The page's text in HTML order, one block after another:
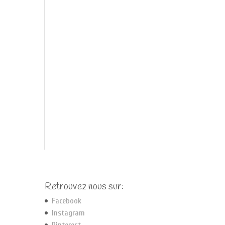
Retrouvez nous sur:
Facebook
Instagram